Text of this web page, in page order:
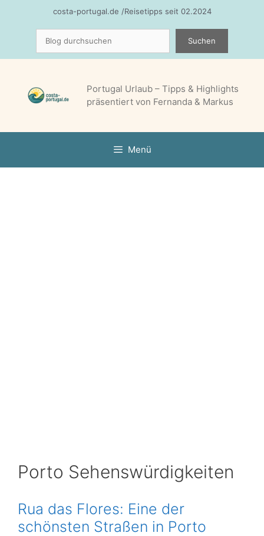
costa-portugal.de /Reisetipps seit 02.2024
Suchen
Portugal Urlaub – Tipps & Highlights
präsentiert von Fernanda & Markus
Menü
Porto Sehenswürdigkeiten
Rua das Flores: Eine der
schönsten Straßen in Porto